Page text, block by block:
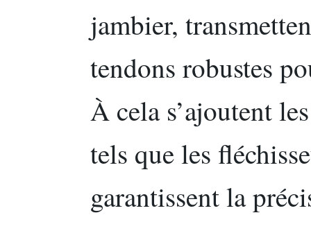
jambier,
tendons robustes
À cela s’ajoutent
tels que les
garantissent la